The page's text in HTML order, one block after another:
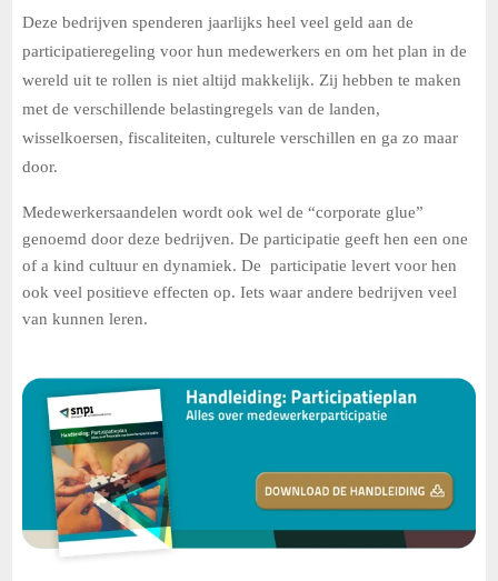
Deze bedrijven spenderen jaarlijks heel veel geld aan de
participatieregeling voor hun medewerkers en om het plan in de
wereld uit te rollen is niet altijd makkelijk. Zij hebben te maken
met de verschillende belastingregels van de landen,
wisselkoersen, fiscaliteiten, culturele verschillen en ga zo maar
door.
Medewerkersaandelen wordt ook wel de “corporate glue”
genoemd door deze bedrijven. De participatie geeft hen een one
of a kind cultuur en dynamiek. De participatie levert voor hen
ook veel positieve effecten op. Iets waar andere bedrijven veel
van kunnen leren.